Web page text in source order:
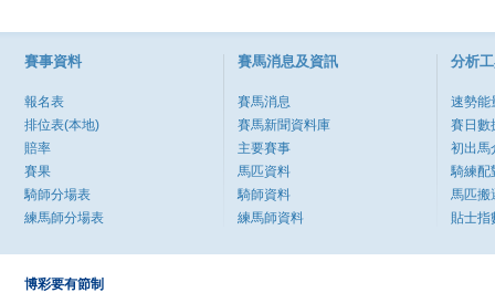
賽事資料
報名表
排位表(本地)
賠率
賽果
騎師分場表
練馬師分場表
賽馬消息及資訊
賽馬消息
賽馬新聞資料庫
主要賽事
馬匹資料
騎師資料
練馬師資料
分析
速勢能
賽日數
初出馬
騎練配
馬匹搬
貼士指
博彩要有節制